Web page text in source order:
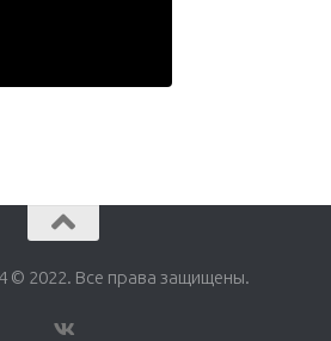
2022. Все права защищены.